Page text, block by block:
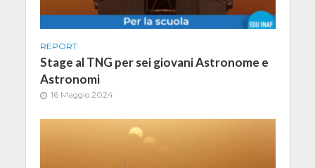
REPORT
Stage al TNG per sei giovani Astronome e
Astronomi
16 Maggio 2024